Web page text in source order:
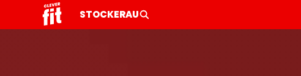
STOCKERAU